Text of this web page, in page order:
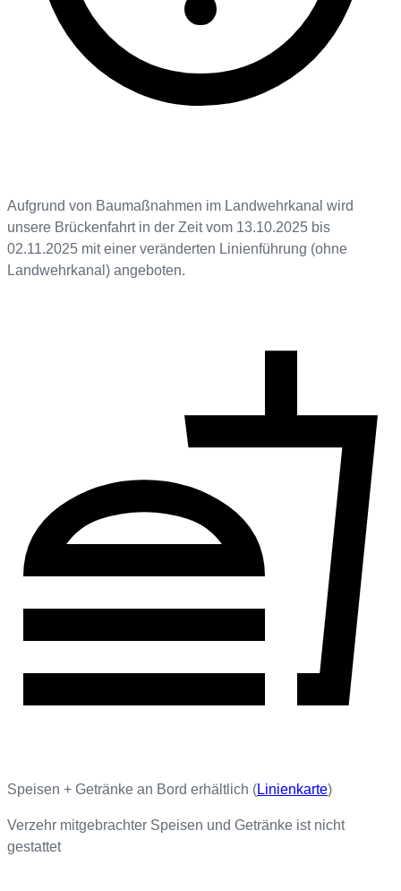
Aufgrund von Baumaßnahmen im Landwehrkanal wird
unsere Brückenfahrt in der Zeit vom 13.10.2025 bis
02.11.2025 mit einer veränderten Linienführung (ohne
Landwehrkanal) angeboten.
Speisen + Getränke an Bord erhältlich (Linienkarte)
Verzehr mitgebrachter Speisen und Getränke ist nicht
gestattet